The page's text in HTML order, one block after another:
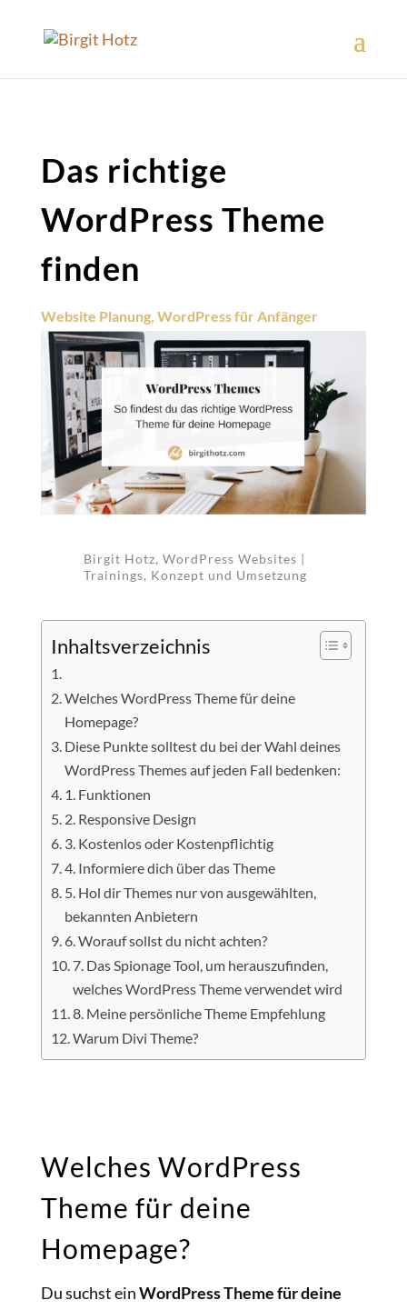
Das richtige
WordPress Theme
finden
Website Planung, WordPress für Anfänger
Birgit Hotz, WordPress Websites |
Trainings, Konzept und Umsetzung
Inhaltsverzeichnis
Welches WordPress Theme für deine
Homepage?
Diese Punkte solltest du bei der Wahl deines
WordPress Themes auf jeden Fall bedenken:
1. Funktionen
2. Responsive Design
3. Kostenlos oder Kostenpflichtig
4. Informiere dich über das Theme
5. Hol dir Themes nur von ausgewählten,
bekannten Anbietern
6. Worauf sollst du nicht achten?
7. Das Spionage Tool, um herauszufinden,
welches WordPress Theme verwendet wird
8. Meine persönliche Theme Empfehlung
Warum Divi Theme?
Welches WordPress
Theme für deine
Homepage?
Du suchst einWordPress Theme für deine